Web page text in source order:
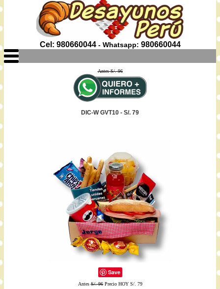
Cel: 980660044- Whatsapp: 980660044
Antes S/. 96
DIC-W GVT10 - S/. 79
Save
AntesS/. 96Precio HOY S/. 79